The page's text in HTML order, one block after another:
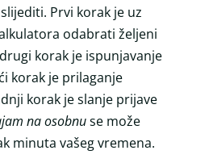
Prvi korak je uz
odabrati željeni
korak je ispunjavanje
korak je prilaganje
korak je slanje prijave
na osobnuse može
minuta vašeg vremena.